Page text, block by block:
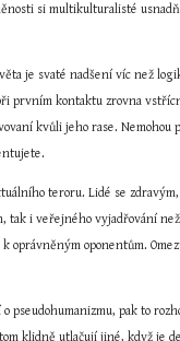
si multikulturalisté
je svaté nadšení víc než
prvním kontaktu zrovna
kvůli jeho rase.
teroru. Lidé se
i veřejného vyjadřování
oprávněným oponentům.
pseudohumanizmu, pak to
klidně utlačují jiné, když